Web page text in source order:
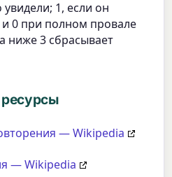
увидели; 1, если он
0 при полном провале
ниже 3 сбрасывает
— Wikipedia
— Wikipedia